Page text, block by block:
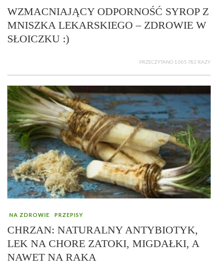
WZMACNIAJĄCY ODPORNOŚĆ SYROP Z
MNISZKA LEKARSKIEGO – ZDROWIE W
SŁOICZKU :)
PRZECZYTANO 1 005 782 RAZY
NA ZDROWIE PRZEPISY
CHRZAN: NATURALNY ANTYBIOTYK,
LEK NA CHORE ZATOKI, MIGDAŁKI, A
NAWET NA RAKA